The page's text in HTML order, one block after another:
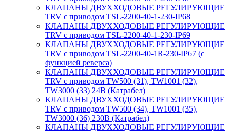
КЛАПАНЫ ДВУХХОДОВЫЕ РЕГУЛИРУЮЩИЕ
TRV с приводом TSL-2200-40-1-230-IP68
КЛАПАНЫ ДВУХХОДОВЫЕ РЕГУЛИРУЮЩИЕ
TRV с приводом TSL-2200-40-1-230-IP69
КЛАПАНЫ ДВУХХОДОВЫЕ РЕГУЛИРУЮЩИЕ
TRV с приводом TSL-2200-40-1R-230-IP67 (с
функцией реверса)
КЛАПАНЫ ДВУХХОДОВЫЕ РЕГУЛИРУЮЩИЕ
TRV с приводом TW500 (31), TW1001 (32),
TW3000 (33) 24В (Катрабел)
КЛАПАНЫ ДВУХХОДОВЫЕ РЕГУЛИРУЮЩИЕ
TRV с приводом TW500 (34), TW1001 (35),
TW3000 (36) 230В (Катрабел)
КЛАПАНЫ ДВУХХОДОВЫЕ РЕГУЛИРУЮЩИЕ